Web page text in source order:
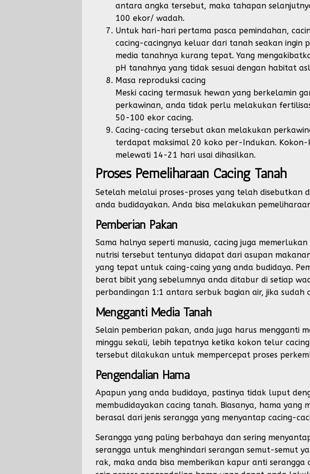
antara angka tersebut, maka tahapan
100 ekor/ wadah.
Untuk hari-hari pertama pasca pemindahan,
cacing-cacingnya keluar dari tanah seakan ingin
media tanahnya kurang tepat. Yang
pH tanahnya yang tidak sesuai dengan habitat
Masa reproduksi cacing
Meski cacing termasuk hewan yang berkelamin
perkawinan, anda tidak perlu melakukan
50-100 ekor cacing.
Cacing-cacing tersebut akan melakukan
terdapat maksimal 20 koko per-Indukan.
melewati 14-21 hari usai dihasilkan.
Proses Pemeliharaan Cacing Tanah
Setelah melalui proses-proses yang telah disebutkan
anda budidayakan. Anda bisa melakukan
Pemberian Pakan
Sama halnya seperti manusia, cacing juga
nutrisi tersebut tentunya didapat dari asupan
yang tepat untuk caing-caing yang anda budidaya.
berat bibit yang sebelumnya anda ditabur di setiap
perbandingan 1:1 antara serbuk bagian air, jika
Mengganti Media Tanah
Selain pemberian pakan, anda juga harus mengganti
minggu sekali, lebih tepatnya ketika kokon telur
tersebut dilakukan untuk mempercepat proses
Pengendalian Hama
Apapun yang anda budidaya, pastinya tidak luput
membudidayakan cacing tanah. Biasanya, hama
berasal dari jenis serangga yang menyantap cacing-
Serangga yang paling berbahaya dan sering
serangga untuk menghindari serangan semut-semut
rak, maka anda bisa memberikan kapur anti